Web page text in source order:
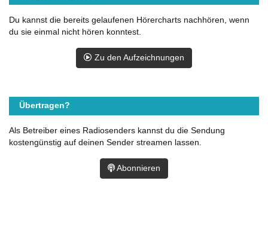
Du kannst die bereits gelaufenen Hörercharts nachhören, wenn
du sie einmal nicht hören konntest.
Zu den Aufzeichnungen
Übertragen?
Als Betreiber eines Radiosenders kannst du die Sendung
kostengünstig auf deinen Sender streamen lassen.
Abonnieren